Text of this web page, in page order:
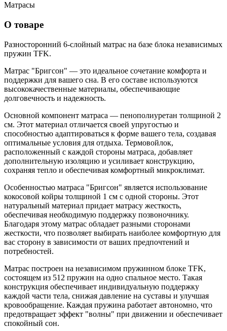
Матрасы
О товаре
Разносторонний 6-слойный матрас на базе блока независимых
пружин TFK.
Матрас "Бригсон" — это идеальное сочетание комфорта и
поддержки для вашего сна. В его составе используются
высококачественные материалы, обеспечивающие
долговечность и надежность.
Основной компонент матраса — пенополиуретан толщиной 2
см. Этот материал отличается своей упругостью и
способностью адаптироваться к форме вашего тела, создавая
оптимальные условия для отдыха. Термовойлок,
расположенный с каждой стороны матраса, добавляет
дополнительную изоляцию и усиливает конструкцию,
сохраняя тепло и обеспечивая комфортный микроклимат.
Особенностью матраса "Бригсон" является использование
кокосовой койры толщиной 1 см с одной стороны. Этот
натуральный материал придает матрасу жесткость,
обеспечивая необходимую поддержку позвоночнику.
Благодаря этому матрас обладает разными сторонами
жесткости, что позволяет выбирать наиболее комфортную для
вас сторону в зависимости от ваших предпочтений и
потребностей.
Матрас построен на независимом пружинном блоке TFK,
состоящем из 512 пружин на одно спальное место. Такая
конструкция обеспечивает индивидуальную поддержку
каждой части тела, снижая давление на суставы и улучшая
кровообращение. Каждая пружина работает автономно, что
предотвращает эффект "волны" при движении и обеспечивает
спокойный сон.